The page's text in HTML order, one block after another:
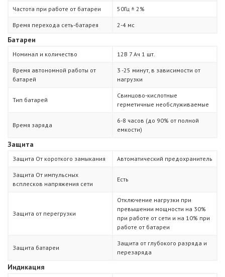
Частота при работе от батареи 50Гц ± 2%
Время перехода сеть-батарея 2-4 мс
Батареи
Номинал и количество 12В 7 Ач 1 шт.
Время автономной работы от
батарей
3 -25 минут, в зависимости от
нагрузки
Тип батарей
Свинцово-кислотные
герметичные необслуживаемые
Время заряда
6-8 часов (до 90% от полной
емкости)
Защита
Защита От короткого замыкания Автоматический предохранитель
Защита От импульсных
всплесков напряжения сети
Есть
Защита от перегрузки
Отключение нагрузки при
превышении мощности на 30%
при работе от сети и на 10% при
работе от батареи
Защита батареи
Защита от глубокого разряда и
перезаряда
Индикация